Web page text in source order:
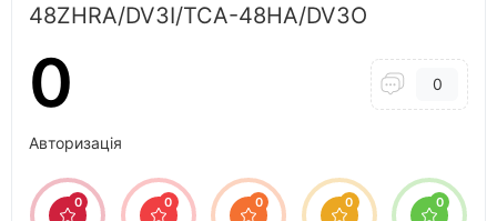
48ZHRA/DV3I/TCA-48HA/DV3O
0 0
Авторизація
0 0 0 0 0